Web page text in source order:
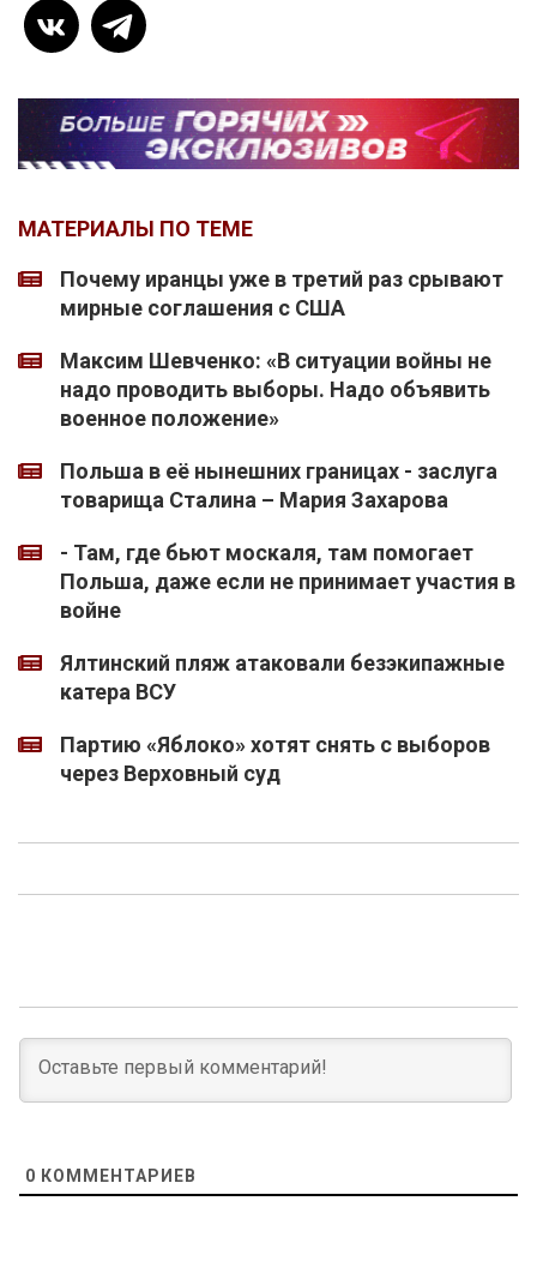
МАТЕРИАЛЫ ПО ТЕМЕ
Почему иранцы уже в третий раз срывают
мирные соглашения с США
Максим Шевченко: «В ситуации войны не
надо проводить выборы. Надо объявить
военное положение»
Польша в её нынешних границах - заслуга
товарища Сталина – Мария Захарова
- Там, где бьют москаля, там помогает
Польша, даже если не принимает участия в
войне
Ялтинский пляж атаковали безэкипажные
катера ВСУ
Партию «Яблоко» хотят снять с выборов
через Верховный суд
0 КОММЕНТАРИЕВ